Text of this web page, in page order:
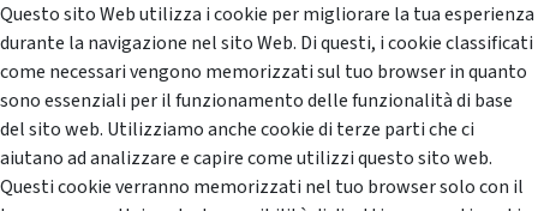
Questo sito Web utilizza i cookie per migliorare la tua esperienza
durante la navigazione nel sito Web. Di questi, i cookie classificati
come necessari vengono memorizzati sul tuo browser in quanto
sono essenziali per il funzionamento delle funzionalità di base
del sito web. Utilizziamo anche cookie di terze parti che ci
aiutano ad analizzare e capire come utilizzi questo sito web.
Questi cookie verranno memorizzati nel tuo browser solo con il